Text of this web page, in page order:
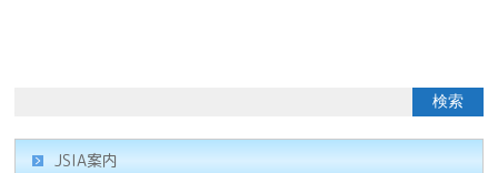
JSIA案内